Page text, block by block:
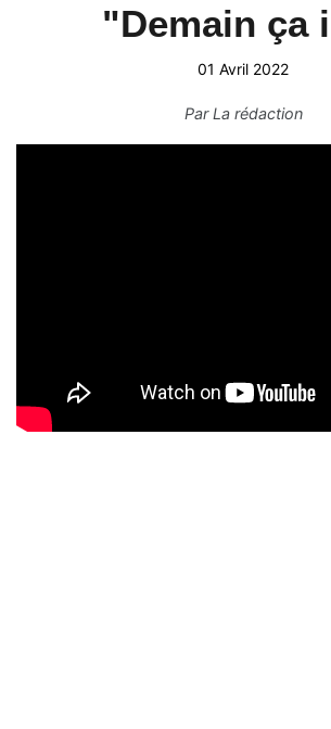
"Demain ça
01 Avril 2022
ParLa rédaction